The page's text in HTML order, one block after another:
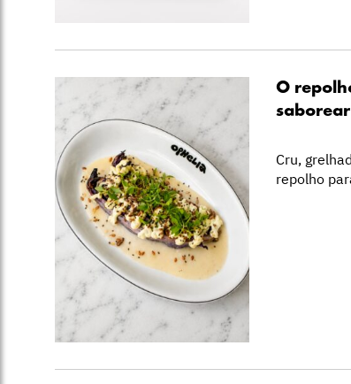
O
Cru,
repolho